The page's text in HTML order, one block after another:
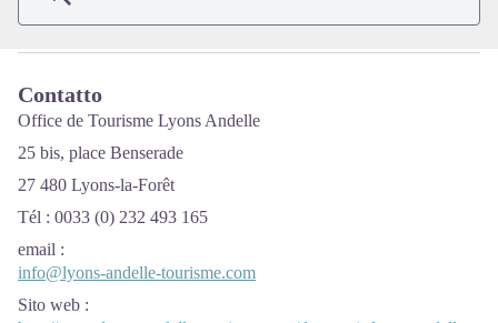
Contatto
Office de Tourisme Lyons Andelle
25 bis, place Benserade
27 480 Lyons-la-Forêt
Tél : 0033 (0) 232 493 165
email :
info@lyons-andelle-tourisme.com
Sito web :